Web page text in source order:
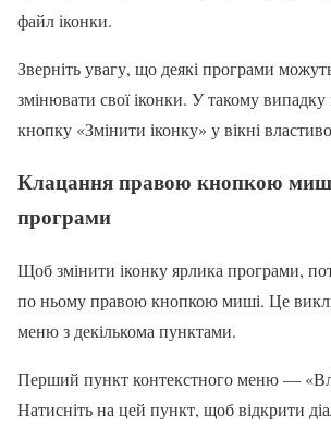
файл іконки.
Зверніть увагу, що деякі програми
змінювати свої іконки. У такому
кнопку «Змінити іконку» у вікні
Клацання правою кнопкою
програми
Щоб змінити іконку ярлика програми,
по ньому правою кнопкою миші. Це
меню з декількома пунктами.
Перший пункт контекстного меню —
Натисніть на цей пункт, щоб відкрити